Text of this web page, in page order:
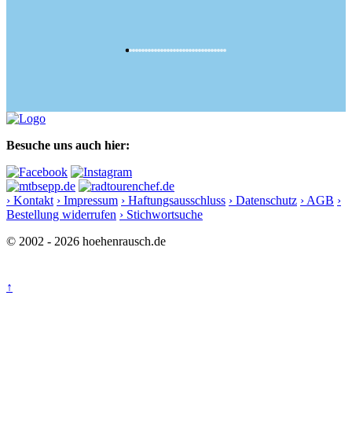
Besuche uns auch hier:
› Kontakt › Impressum › Haftungsausschluss › Datenschutz › AGB ›
Bestellung widerrufen › Stichwortsuche
© 2002 - 2026 hoehenrausch.de
↑